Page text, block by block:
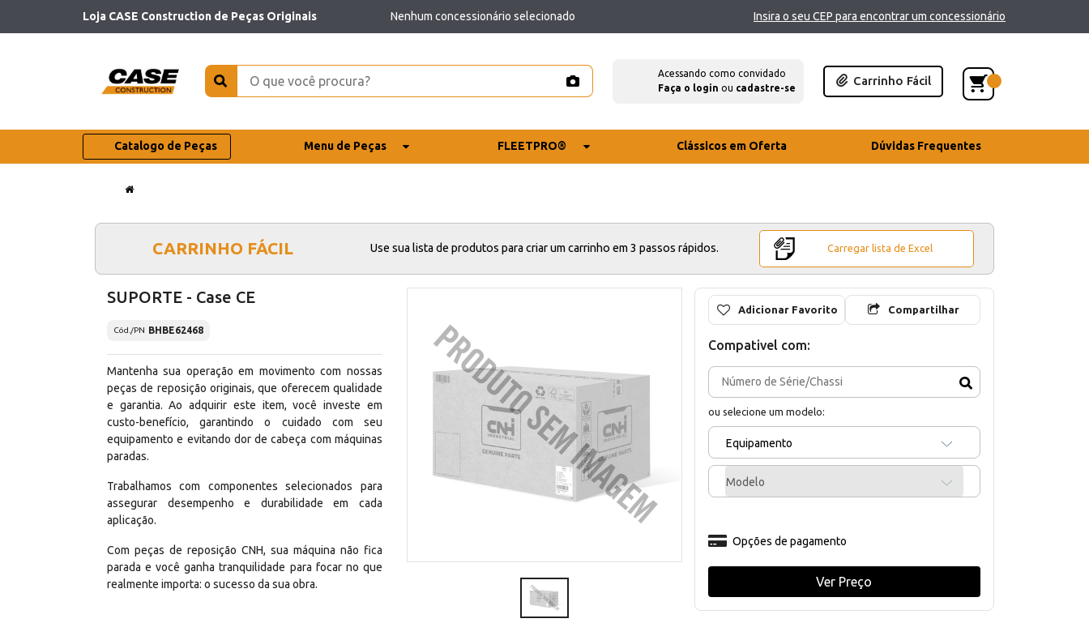
Loja CASE Construction de Peças Originais Nenhum concessionário selecionado Insira o seu CEP para encontrar um concessionário
Acessando como convidado
Faça o login ou cadastre-se
Carrinho Fácil
Catalogo de Peças Menu de Peças FLEETPRO® Clássicos em Oferta Dúvidas Frequentes
CARRINHO FÁCIL Use sua lista de produtos para criar um carrinho em 3 passos rápidos. Carregar lista de Excel
SUPORTE - Case CE
Cód./PN BHBE62468
Mantenha sua operação em movimento com nossas
peças de reposição originais, que oferecem qualidade
e garantia. Ao adquirir este item, você investe em
custo-benefício, garantindo o cuidado com seu
equipamento e evitando dor de cabeça com máquinas
paradas.
Trabalhamos com componentes selecionados para
assegurar desempenho e durabilidade em cada
aplicação.
Com peças de reposição CNH, sua máquina não fica
parada e você ganha tranquilidade para focar no que
realmente importa: o sucesso da sua obra.
Adicionar Favorito Compartilhar
Compativel com:
ou selecione um modelo:
Equipamento
Modelo
Opções de pagamento
Ver Preço